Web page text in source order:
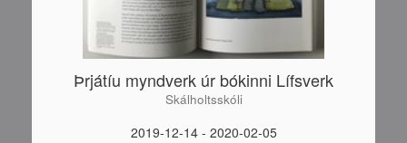
Þrjátíu myndverk úr bókinni Lífsverk
Skálholtsskóli
2019-12-14 - 2020-02-05